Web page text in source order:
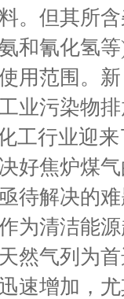
。但其所
和氰化氢
用范围。
业污染物
工行业迎
好焦炉煤
待解决的
清洁能源
然气列为
速增加，